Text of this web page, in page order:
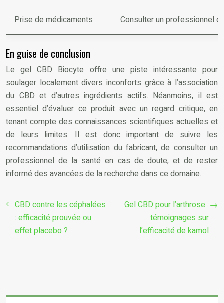
Prise de médicaments Consulter un professionnel
En guise de conclusion
Le gel CBD Biocyte offre une piste intéressante pour
soulager localement divers inconforts grâce à l’association
du CBD et d’autres ingrédients actifs. Néanmoins, il est
essentiel d’évaluer ce produit avec un regard critique, en
tenant compte des connaissances scientifiques actuelles et
de leurs limites. Il est donc important de suivre les
recommandations d’utilisation du fabricant, de consulter un
professionnel de la santé en cas de doute, et de rester
informé des avancées de la recherche dans ce domaine.
CBD contre les céphalées
: efficacité prouvée ou
effet placebo ?
Gel CBD pour l’arthrose :
témoignages sur
l’efficacité de kamol